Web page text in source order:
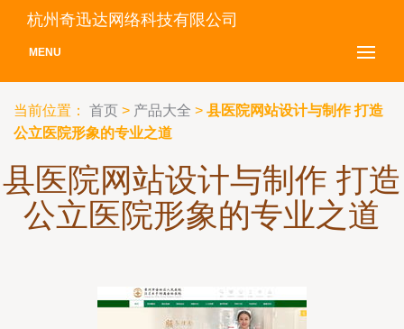
杭州奇迅达网络科技有限公司
MENU
当前位置： 首页 > 产品大全 > 县医院网站设计与制作 打造
公立医院形象的专业之道
县医院网站设计与制作 打造
公立医院形象的专业之道